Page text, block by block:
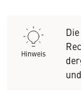
Hinweis